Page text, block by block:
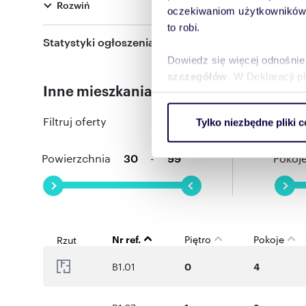
oczekiwaniom
to robi.
Dowiedz się więcej
szczegółów . W Deklaracji
ruch w naszej witrynie.
reklamowym i
uzyskanymi podczas
Tylko niezbędne pliki
Rozwiń
Statystyki ogłoszenia:
Inne mieszkania dostępne w tej
Filtruj oferty
Powierzchnia -
Rzut Nr ref. Piętro Pokoje
B1.01
0 4